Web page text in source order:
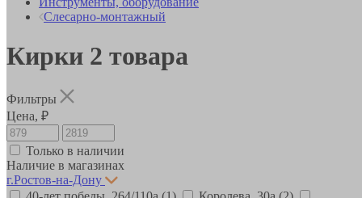
Слесарно-монтажный
Кирки 2 товара
Фильтры
Цена, ₽
Только в наличии
Наличие в магазинах
г.Ростов-на-Дону